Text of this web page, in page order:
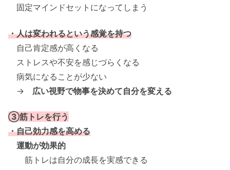
固定マインドセットになってしまう
・人は変われるという感覚を持つ
自己肯定感が高くなる
ストレスや不安を感じづらくなる
病気になることが少ない
→ 広い視野で物事を決めて自分を変える
③筋トレを行う
・自己効力感を高める
運動が効果的
筋トレは自分の成長を実感できる